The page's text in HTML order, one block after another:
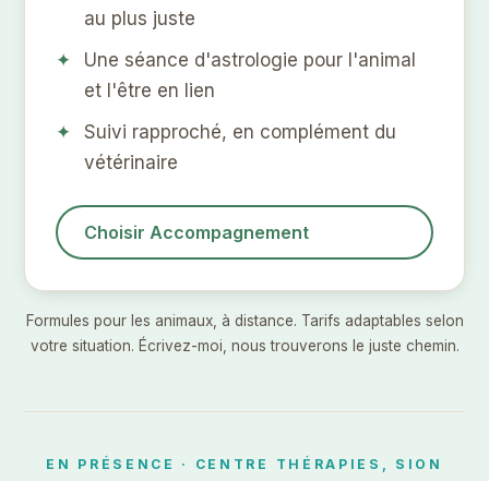
au plus juste
Une séance d'astrologie pour l'animal
et l'être en lien
Suivi rapproché, en complément du
vétérinaire
Choisir Accompagnement
Formules pour les animaux, à distance. Tarifs adaptables selon
votre situation. Écrivez-moi, nous trouverons le juste chemin.
EN PRÉSENCE · CENTRE THÉRAPIES, SION